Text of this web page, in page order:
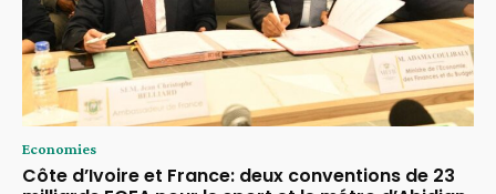
Economies
Côte d’Ivoire et France: deux conventions de 23